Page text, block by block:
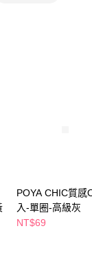
。
取消訂單，請聯絡
需透過AFTEE先享
POYA CHIC質感
入-單圈-高級灰
NT$69